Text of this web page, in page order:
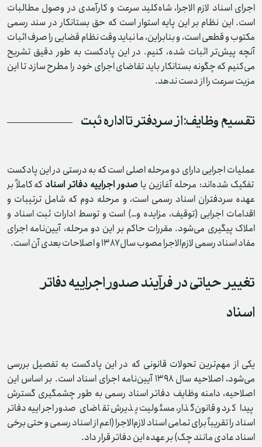
اجرای اسناد لازم‌ الاجرا، شاه‌کلید سرعت و کارآمدی در وصول مطالبات
است. این نظام بر این پایه استوار است که حق بستانکار در سند رسمی
مکتوب و قطعی است، و بنابراین، ما نباید وقت نظام قضایی را صرف اثبات
آنچه پیش‌تر اثبات شده، کنیم. در این پادکست به طور دقیق تشریح
می‌کنیم که چگونه بستانکار باید تقاضای اجرای خود را مطرح سازد تا این
مزیت سرعت را از دست ندهد.
تقسیم وظایف: از سردفتر تا اداره ثبت
عملیات اجرایی دارای دو مرحله اصلی است که به درستی در این پادکست
تفکیک شده‌اند: مرحله آغازین یا صدور اجراییه دفاتر اسناد که کاملاً بر
عهده سردفتران اسناد رسمی است، و مرحله دوم که شامل ترتیبات و
اقدامات اجرایی (توقیف، مزایده و…) است و توسط ادارات ثبت اسناد و
املاک پیگیری می‌شود. مقررات حاکم بر این دو مرحله، آیین‌نامه اجرای
مفاد اسناد رسمی لازم‌الاجرا مصوب سال ۱۳۸۷ و اصلاحات بعدی آن است.
تغییر حیاتی در فرآیند صدور اجراییه دفاتر
اسناد
یکی از مهم‌ترین تحولات قانونی که در این پادکست به تفصیل بررسی
می‌شود، اصلاحیه سال ۱۳۹۸ آیین‌نامه اجرای اسناد است. بر اساس این
اصلاحیه، دامنه وظایف دفاتر اسناد رسمی به طور چشمگیری گسترش
پیدا کرد و قانون‌گذار، مسئولیت پذیرش تقاضای صدور اجراییه دفاتر
اسناد را تقریباً برای تمامی اسناد لازم‌الاجرا (اعم از اسناد رسمی و حتی برخی
اسناد عادی مانند چک) بر عهده این دفاتر قرار داد.